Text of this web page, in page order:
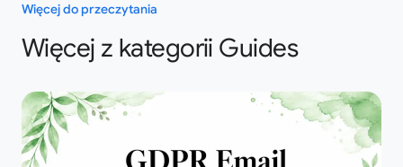
Więcej do przeczytania
Więcej z kategorii Guides